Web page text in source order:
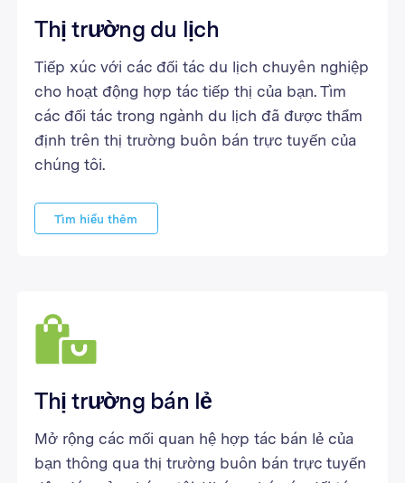
Thị trường du lịch
Tiếp xúc với các đối tác du lịch chuyên nghiệp
cho hoạt động hợp tác tiếp thị của bạn. Tìm
các đối tác trong ngành du lịch đã được thẩm
định trên thị trường buôn bán trực tuyến của
chúng tôi.
Tìm hiểu thêm
Thị trường bán lẻ
Mở rộng các mối quan hệ hợp tác bán lẻ của
bạn thông qua thị trường buôn bán trực tuyến